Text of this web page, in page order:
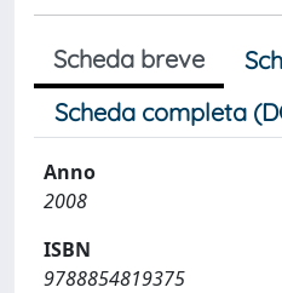
Scheda breve
Scheda completa
Anno
2008
ISBN
9788854819375